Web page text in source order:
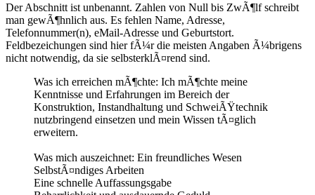
Der Abschnitt ist unbenannt. Zahlen von Null bis ZwÃ¶lf schreibt
man gewÃ¶hnlich aus. Es fehlen Name, Adresse,
Telefonnummer(n), eMail-Adresse und Geburtstort.
Feldbezeichungen sind hier fÃ¼r die meisten Angaben Ã¼brigens
nicht notwendig, da sie selbsterklÃ¤rend sind.
Was ich erreichen mÃ¶chte: Ich mÃ¶chte meine
Kenntnisse und Erfahrungen im Bereich der
Konstruktion, Instandhaltung und SchweiÃŸtechnik
nutzbringend einsetzen und mein Wissen tÃ¤glich
erweitern.
Was mich auszeichnet: Ein freundliches Wesen
SelbstÃ¤ndiges Arbeiten
Eine schnelle Auffassungsgabe